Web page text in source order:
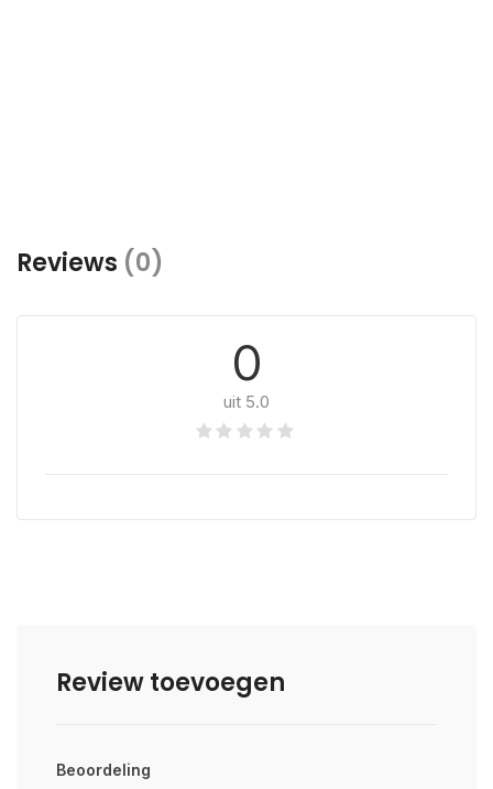
Reviews (0)
0
uit 5.0
Review toevoegen
Beoordeling